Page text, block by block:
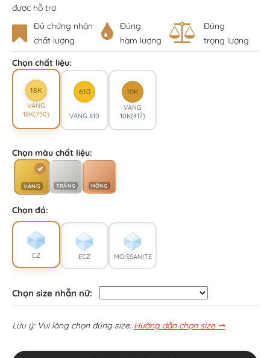
được hỗ trợ
Đủ chứng nhận
chất lượng
Đúng
hàm lượng
Đúng
trọng lượng
Chọn chất liệu:
18K
VÀNG
18K(750)
610
VÀNG 610
10K
VÀNG
10K(417)
Chọn màu chất liệu:
VÀNG TRẮNG HỒNG
Chọn đá:
CZ ECZ MOISSANITE
Chọn size nhẫn nữ:
Lưu ý: Vui lòng chọn đúng size. Hướng dẫn chọn size ⇀